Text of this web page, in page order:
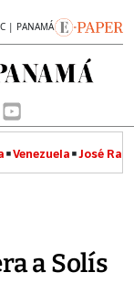
| PANAMÁ
Venezuela José
a Solís